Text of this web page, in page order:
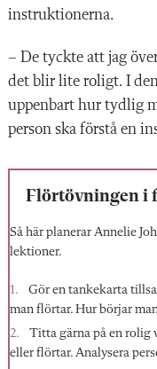
instruktionerna.
– De tyckte att jag
det blir lite roligt. I
uppenbart hur tydlig
person ska förstå en
Flörtövningen i
Så här planerar Annelie
lektioner.
Gör en tankekarta
man flörtar. Hur börjar
Titta gärna på en rolig
eller flörtar. Analysera